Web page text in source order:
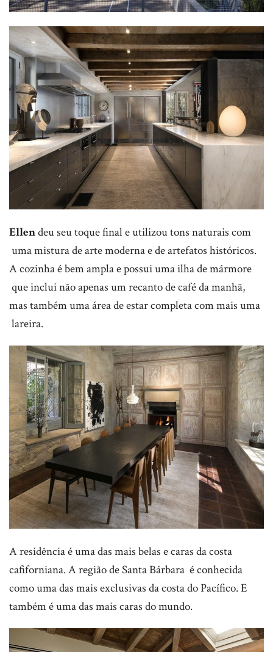
Ellendeu seu toque final e utilizou tons naturais com
uma mistura de arte moderna e de artefatos históricos.
A cozinha é bem ampla e possui uma ilha de mármore
que inclui não apenas um recanto de café da manhã,
mas também uma área de estar completa com mais uma
lareira.
A residência é uma das mais belas e caras da costa
cafiforniana. A região de Santa Bárbara é conhecida
como uma das mais exclusivas da costa do Pacífico. E
também é uma das mais caras do mundo.